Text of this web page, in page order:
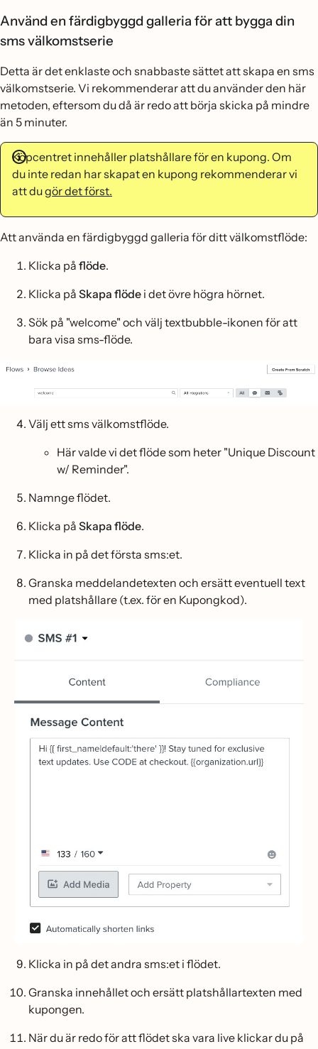
Använd en färdigbyggd galleria för att bygga din
sms välkomstserie
Detta är det enklaste och snabbaste sättet att skapa en sms
välkomstserie. Vi rekommenderar att du använder den här
metoden, eftersom du då är redo att börja skicka på mindre
än 5 minuter.
Köpcentret innehåller platshållare för en kupong. Om
du inte redan har skapat en kupong rekommenderar vi
att dugör det först.
Att använda en färdigbyggd galleria för ditt välkomstflöde:
Klicka på flöde.
Klicka på Skapa flöde i det övre högra hörnet.
Sök på "welcome" och välj textbubble-ikonen för att
bara visa sms-flöde.
Välj ett sms välkomstflöde.
Här valde vi det flöde som heter "Unique Discount
w/ Reminder".
Namnge flödet.
Klicka på Skapa flöde.
Klicka in på det första sms:et.
Granska meddelandetexten och ersätt eventuell text
med platshållare (t.ex. för en Kupongkod).
Klicka in på det andra sms:et i flödet.
Granska innehållet och ersätt platshållartexten med
kupongen.
När du är redo för att flödet ska vara live klickar du på